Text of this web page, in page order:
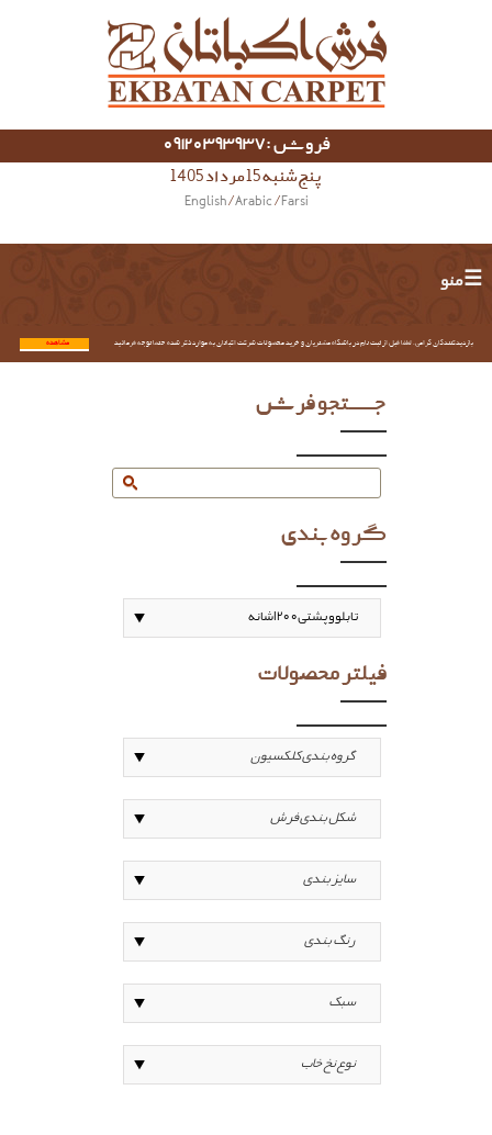
فروش :09120393937
پنج شنبه 15 مرداد 1405
English/ Arabic / Farsi
☰ منو
بازدیدکنندگان گرامی؛ لطفا قبل از ثبت نام در باشگاه مشتریان و خرید محصولات شرکت اکباتان به موارد ذکر شده حتما توجه فرمائید. مشاهده...
جستجو فرش
گروه بندی
فیلتر محصولات